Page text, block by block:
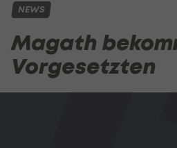
NEWS
Magath
Vorgesetzten